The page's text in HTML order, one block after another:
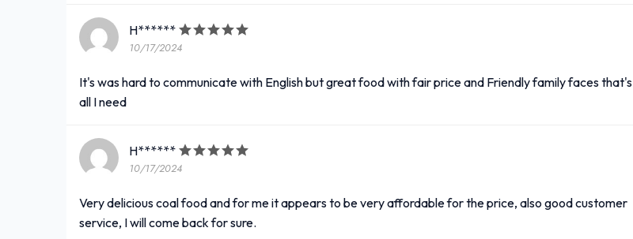
H******
10/17/2024
It's was hard to communicate with English but great food with fair price and Friendly family faces that's
all I need
H******
10/17/2024
Very delicious coal food and for me it appears to be very affordable for the price, also good customer
service, I will come back for sure.